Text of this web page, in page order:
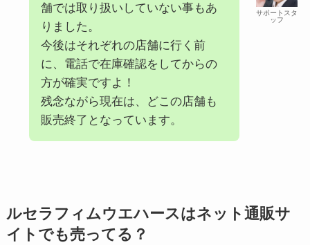
サポートスタ
ッフ
舗では取り扱いしていない事もあ
りました。
今後はそれぞれの店舗に行く前
に、電話で在庫確認をしてからの
方が確実ですよ！
残念ながら現在は、どこの店舗も
販売終了となっています。
ルセラフィムウエハースはネット通販サ
イトでも売ってる？